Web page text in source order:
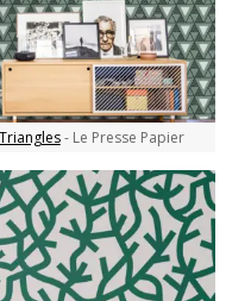
- Le Presse Papier